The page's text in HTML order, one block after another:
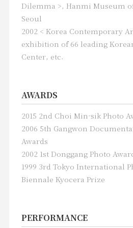
light, obtaining a
are also good works to
experimental work
continues to convey his
screen.
direction_Paul
Choi
Artist Paul Rho and
exhibit with Kwangho
about the search for a
Dilemma >, Hanmi Museum
Seoul
2002 < Korea Contemporary
exhibition of 66 leading
Center, etc.
AWARDS
2015 2nd Choi Min-sik Photo
2006 5th Gangwon
Awards
2002 1st Donggang Photo
1999 3rd Tokyo International
Biennale Kyocera Prize
PERFORMANCE